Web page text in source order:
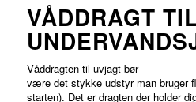
VÅDDRAGT
Våddragten til uvjagt bør
være det stykke udstyr man bruger
starten). Det er dragten der holder